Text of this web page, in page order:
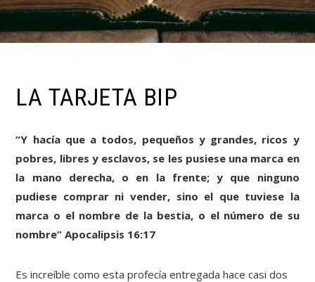
LA TARJETA BIP
“Y hacía que a todos, pequeños y grandes, ricos y
pobres, libres y esclavos, se les pusiese una marca en
la mano derecha, o en la frente; y que ninguno
pudiese comprar ni vender, sino el que tuviese la
marca o el nombre de la bestia, o el número de su
nombre” Apocalipsis 16:17
Es increíble como esta profecía entregada hace casi dos